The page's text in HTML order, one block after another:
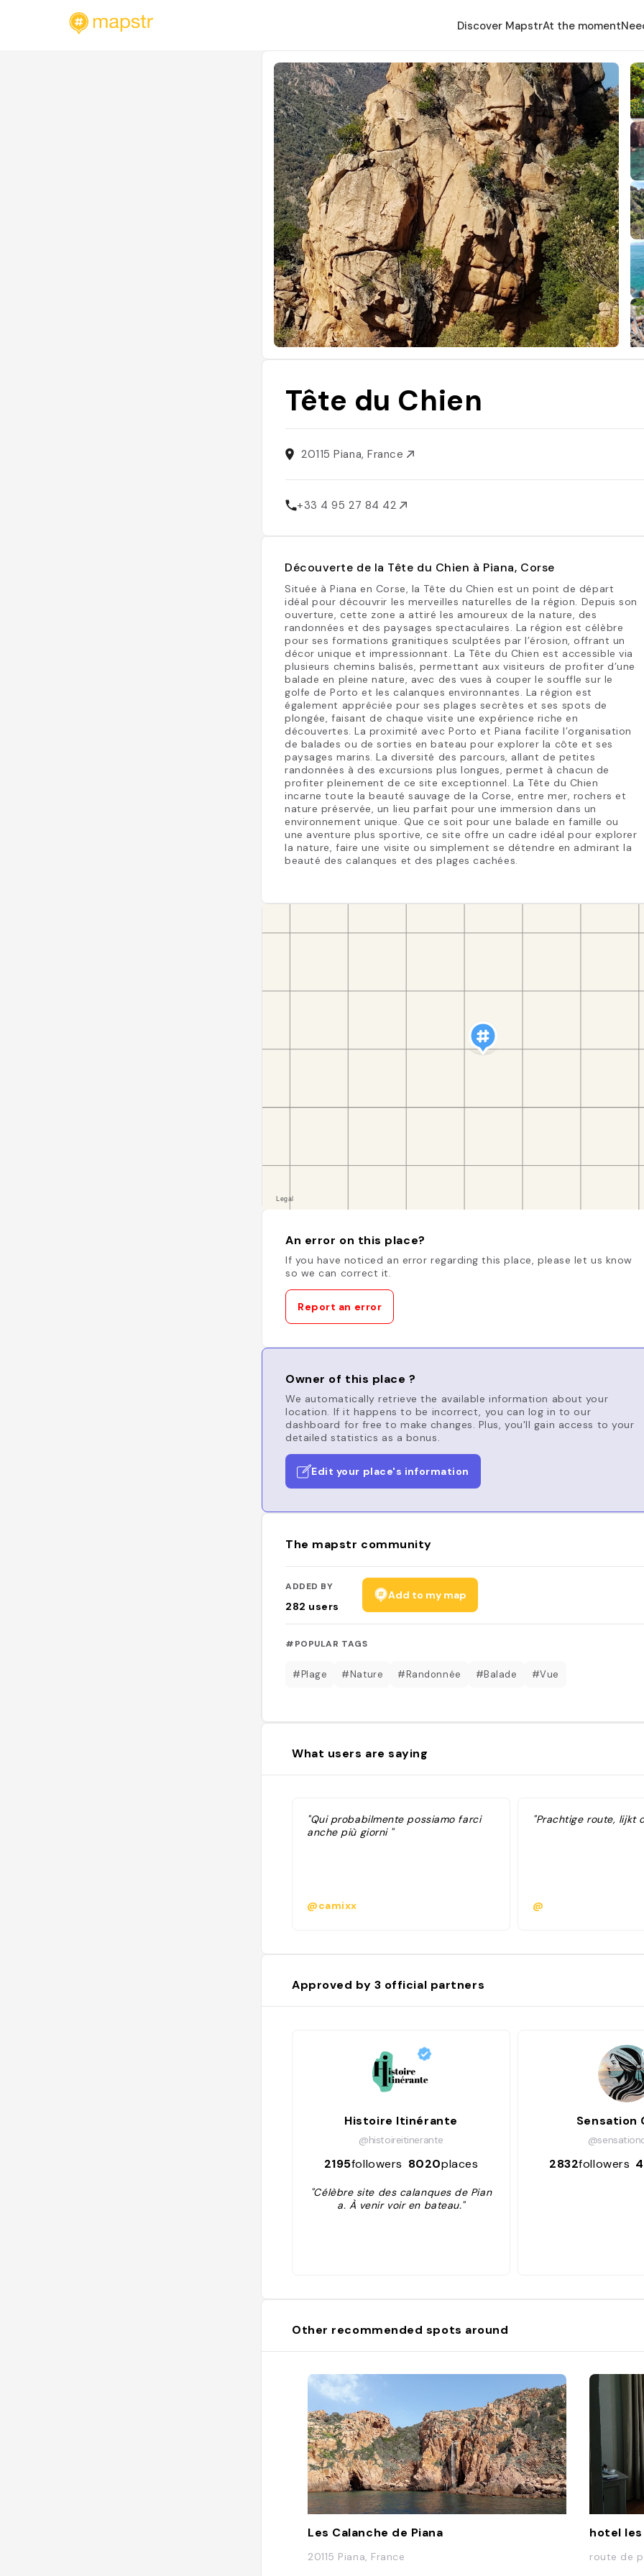
Discover MapstrAt the moment
Tête du Chien
20115 Piana, France
+33 4 95 27 84 42
Découverte de la Tête du Chien à Piana, Corse
Située à Piana en Corse, la Tête du Chien est un point de départ
idéal pour découvrir les merveilles naturelles de la région. Depuis son
ouverture, cette zone a attiré les amoureux de la nature, des
randonnées et des paysages spectaculaires. La région est célèbre
pour ses formations granitiques sculptées par l’érosion, offrant un
décor unique et impressionnant. La Tête du Chien est accessible via
plusieurs chemins balisés, permettant aux visiteurs de profiter d’une
balade en pleine nature, avec des vues à couper le souffle sur le
golfe de Porto et les calanques environnantes. La région est
également appréciée pour ses plages secrètes et ses spots de
plongée, faisant de chaque visite une expérience riche en
découvertes. La proximité avec Porto et Piana facilite l’organisation
de balades ou de sorties en bateau pour explorer la côte et ses
paysages marins. La diversité des parcours, allant de petites
randonnées à des excursions plus longues, permet à chacun de
profiter pleinement de ce site exceptionnel. La Tête du Chien
incarne toute la beauté sauvage de la Corse, entre mer, rochers et
nature préservée, un lieu parfait pour une immersion dans un
environnement unique. Que ce soit pour une balade en famille ou
une aventure plus sportive, ce site offre un cadre idéal pour explorer
la nature, faire une visite ou simplement se détendre en admirant la
beauté des calanques et des plages cachées.
An error on this place?
If you have noticed an error regarding this place, please let us know
so we can correct it.
Report an error
Owner of this place ?
We automatically retrieve the available information about your
location. If it happens to be incorrect, you can log in to our
dashboard for free to make changes. Plus, you'll gain access to your
detailed statistics as a bonus.
Edit your place's information
The mapstr community
ADDED BY
282 users
Add to my map
#POPULAR TAGS
#Plage #Nature #Randonnée #Balade #Vue
What users are saying
"Qui probabilmente possiamo farci
anche più giorni "
@camixx
"Prachtige route, lijkt
@
Approved by 3 official partners
Histoire Itinérante
@histoireitinerante
2195followers 8020places
"Célèbre site des calanques de Pian
a. À venir voir en bateau."
Sensation
2832followers
Other recommended spots around
Les Calanche de Piana
20115 Piana, France
hotel les
route de